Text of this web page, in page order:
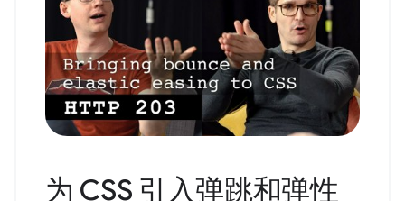
为 CSS 引入弹跳和弹性